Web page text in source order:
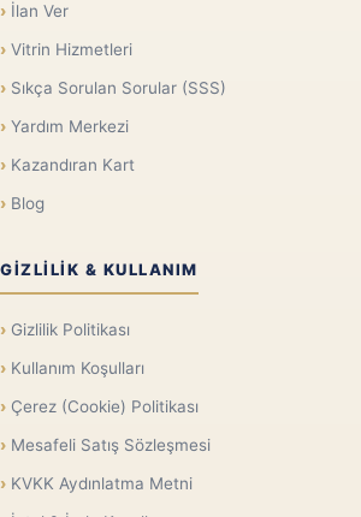
İlan Ver
Vitrin Hizmetleri
Sıkça Sorulan Sorular (SSS)
Yardım Merkezi
Kazandıran Kart
Blog
GIZLILIK & KULLANIM
Gizlilik Politikası
Kullanım Koşulları
Çerez (Cookie) Politikası
Mesafeli Satış Sözleşmesi
KVKK Aydınlatma Metni